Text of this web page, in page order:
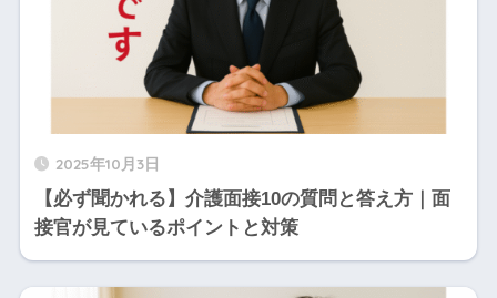
2025年10月3日
【必ず聞かれる】介護面接10の質問と答え方｜面
接官が見ているポイントと対策